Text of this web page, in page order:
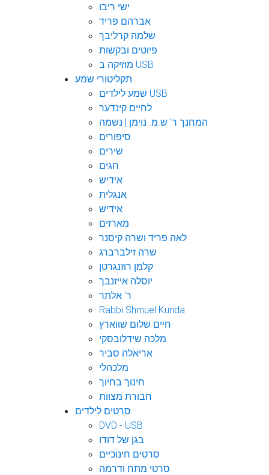
ישי ריבו
אברהם פריד
שלמה קרליבך
פיוטים ובקשות
מוזיקה ב USB
תקליטורי שמע
שמע לילדים USB
לחיים קינדער
המחנך ר' ש.מ. נוימן | נשמה
סיפורים
שירים
חגים
אידיש
אנגלית
אידיש
מארזים
לאה פריד ושרה קיסנר
שרה זילברברג
קלמן רוזנגרטן
יוסלה אייזנבך
ר' אלתר
Rabbi Shmuel Kunda
חיים שלום שווארץ
מלכה שידלובסקי
אריאלה סביר
מלכהלי
חינוך בחיוך
חבורת מצוות
סרטים לילדים
DVD - USB
בגן של דודו
סרטים חינוכיים
סרטי מתח ודרמה